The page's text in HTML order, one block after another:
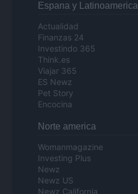
Espana y Latinoamerica
Actualidad
Finanzas 24
Investindo 365
Think.es
Viajar 365
ES Newz
Pet Story
Encocina
Norte america
Womanmagazine
Investing Plus
Newz
Newz US
Newz California